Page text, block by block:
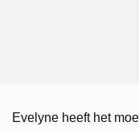
Evelyne heeft het